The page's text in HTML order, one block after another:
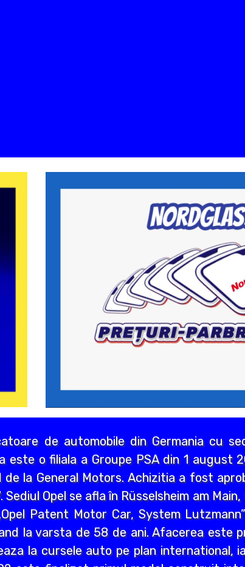
de automobile din Germania cu
o filiala a Groupe PSA din 1 august
la General Motors. Achizitia a fost
Opel se afla în Rüsselsheim am Main,
Patent Motor Car, System
la varsta de 58 de ani. Afacerea este
la cursele auto pe plan international,